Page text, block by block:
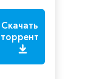
Скачать
торрент